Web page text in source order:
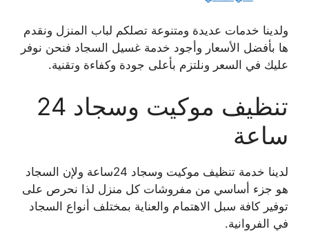
ولدينا خدمات عديدة ومتنوعة تصلكم لباب المنزل ونقدم
ها بأفضل الأسعار وأجود خدمة غسيل السجاد فنحن نوفر
عليك في السعر ونلتزم بأعلى جودة وكفاءة وتقنية.
تنظيف موكيت وسجاد 24
ساعة
لدينا خدمة تنظيف موكيت وسجاد 24ساعة ولإن السجاد
هو جزء أساسي من مفروشات كل منزل لذا نحرص على
توفير كافة سبل الاهتمام والعناية بمختلف أنواع السجاد
في الفروانية.